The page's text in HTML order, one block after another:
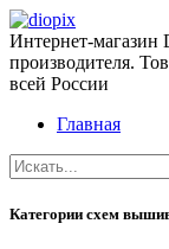
Интернет-
производителя.
всей России
Главная
Категории схем